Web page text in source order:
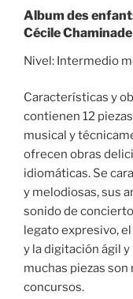
Album des
Cécile Chaminade
Nivel: Intermedio
Características y
contienen 12
musical y
ofrecen obras
idiomáticas. Se
y melodiosas, sus
sonido de
legato expresivo,
y la digitación ágil
muchas piezas
concursos.